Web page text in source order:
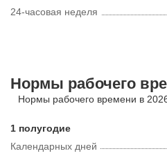
24-часовая неделя
Нормы рабочего
Нормы рабочего времени в
1 полугодие
Календарных дней